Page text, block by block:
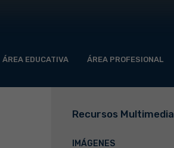
ÁREA EDUCATIVA ÁREA PROFESIONAL
Recursos Multimedia
IMÁGENES